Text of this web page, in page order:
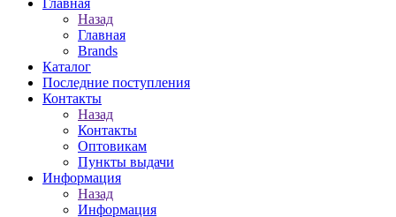
Главная
Назад
Главная
Brands
Каталог
Последние поступления
Контакты
Назад
Контакты
Оптовикам
Пункты выдачи
Информация
Назад
Информация